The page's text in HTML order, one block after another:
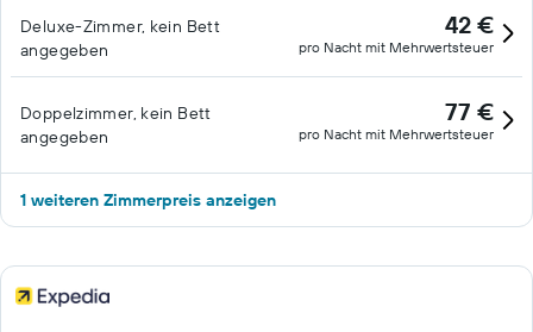
Deluxe-Zimmer, kein Bett
angegeben
42 €
pro Nacht mit Mehrwertsteuer
Doppelzimmer, kein Bett
angegeben
77 €
pro Nacht mit Mehrwertsteuer
1 weiteren Zimmerpreis anzeigen